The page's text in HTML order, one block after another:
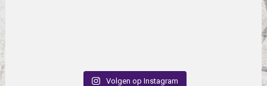
Volgen op Instagram